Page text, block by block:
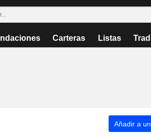
Carteras Listas
Añadir a